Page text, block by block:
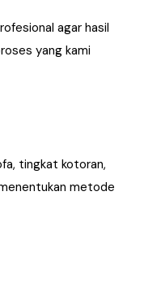
agar hasil
yang kami
tingkat kotoran,
metode